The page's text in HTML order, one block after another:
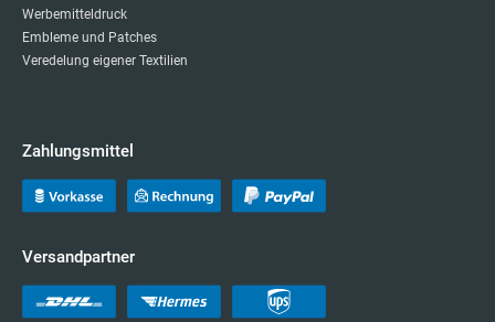
Werbemitteldruck
Embleme und Patches
Veredelung eigener Textilien
Zahlungsmittel
Versandpartner